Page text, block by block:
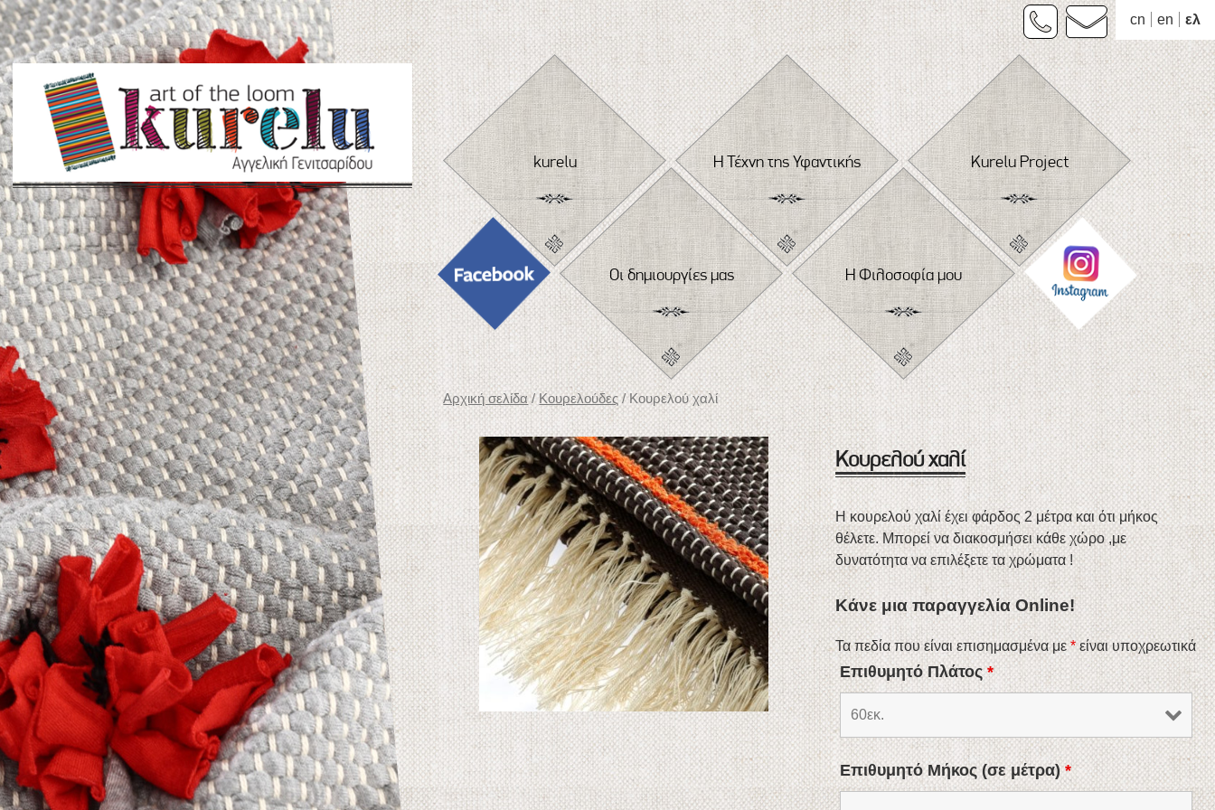
cn en ελ
Skip
to
content
kurelu Η Τέχνη της Υφαντικής Kurelu Project
Οι δημιουργίες μας Η Φιλοσοφία μου
Αρχική σελίδα/Κουρελούδες/ Κουρελού χαλί
Κουρελού χαλί
Η κουρελού χαλί έχει φάρδος 2 μέτρα και ότι μήκος
θέλετε. Μπορεί να διακοσμήσει κάθε χώρο ,με
δυνατότητα να επιλέξετε τα χρώματα !
Κάνε μια παραγγελία Online!
Τα πεδία που είναι επισημασμένα με*είναι υποχρεωτικά
Επιθυμητό Πλάτος*
Επιθυμητό Μήκος (σε μέτρα)*